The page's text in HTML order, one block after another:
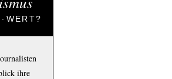
WERT?
ihre